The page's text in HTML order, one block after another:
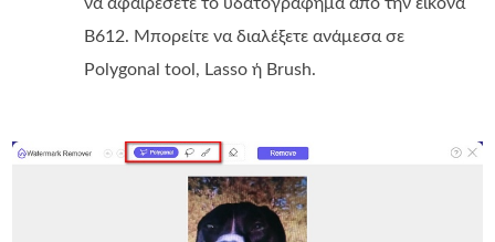
να αφαιρέσετε το υδατογράφημα από την εικόνα
B612. Μπορείτε να διαλέξετε ανάμεσα σε
Polygonal tool, Lasso ή Brush.